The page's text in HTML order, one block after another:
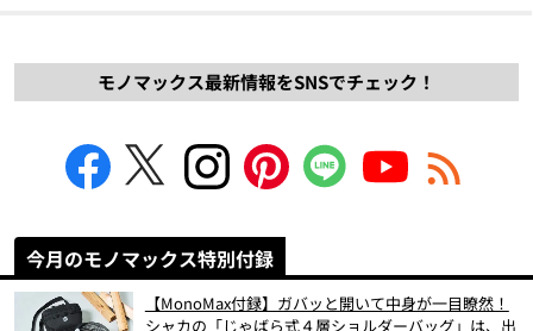
モノマックス最新情報をSNSでチェック！
今月のモノマックス特別付録
【MonoMax付録】ガバッと開いて中身が一目瞭然！
シャカの「じゃばら式４層ショルダーバッグ」は、出